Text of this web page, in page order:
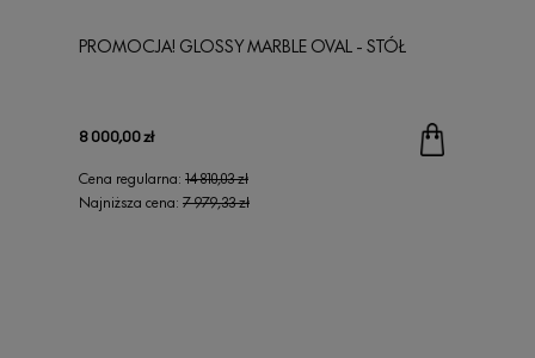
PROMOCJA! GLOSSY MARBLE OVAL - STÓŁ
8 000,00 zł
Cena regularna: 14 810,03 zł
Najniższa cena: 7 979,33 zł